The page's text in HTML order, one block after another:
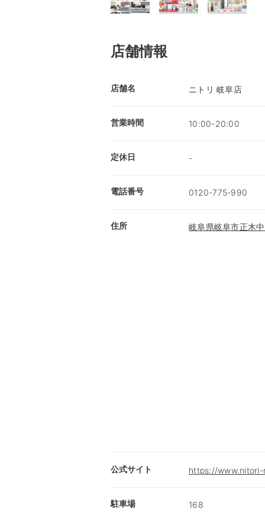
店舗情報
店舗名 ニトリ 岐阜店
営業時間 10:00-20:00
定休日 -
電話番号 0120-775-990
住所 岐阜県岐阜市正木
公式サイト https://
駐車場 168